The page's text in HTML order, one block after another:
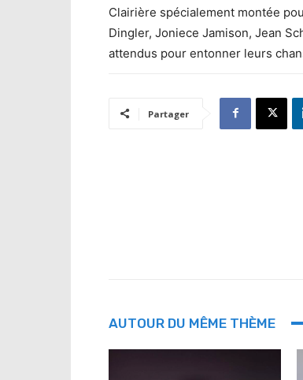
Clairière spécialement montée
Dingler, Joniece Jamison, Jean
attendus pour entonner leurs
Partager
AUTOUR DU MÊME THÈME